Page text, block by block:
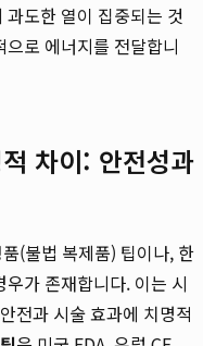
도한 열이 집중되는 것
로 에너지를 전달합니
차이: 안전성과
(불법 복제품) 팁이나, 한
가 존재합니다. 이는 시
전과 시술 효과에 치명적